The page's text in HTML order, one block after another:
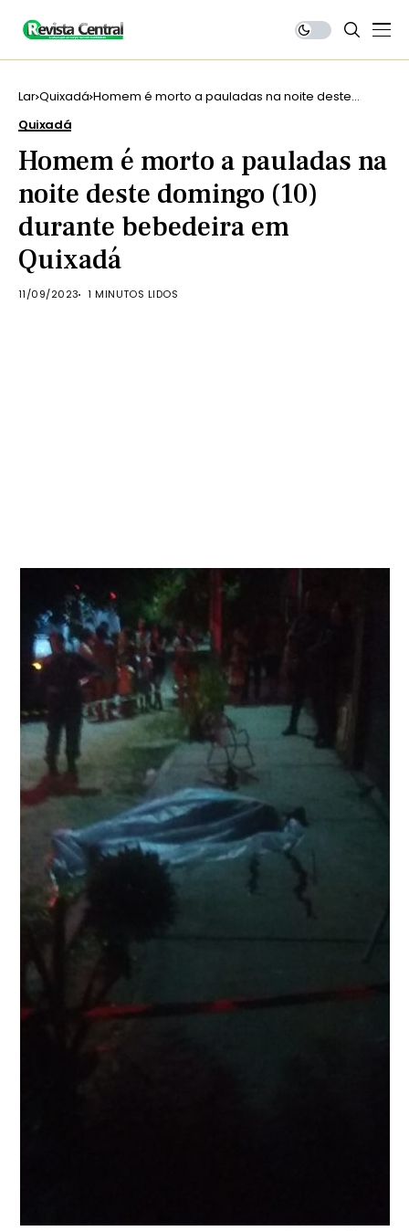
Lar Quixadá Homem é morto a pauladas na noite deste
Quixadá
Homem é morto a pauladas na
noite deste domingo (10)
durante bebedeira em
Quixadá
11/09/2023 1 MINUTOS LIDOS